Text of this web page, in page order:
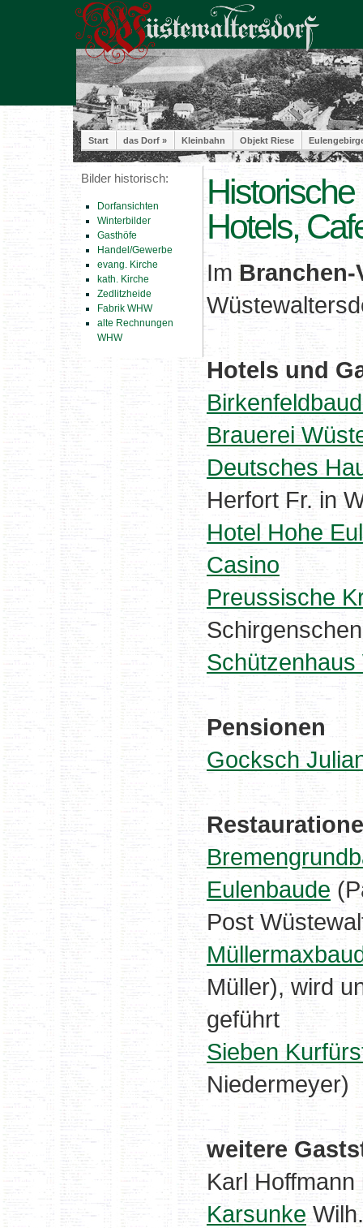
Start das Dorf » Kleinbahn Objekt Riese
Bilder historisch:
Dorfansichten
Winterbilder
Gasthöfe
Handel/Gewerbe
evang. Kirche
kath. Kirche
Zedlitzheide
Fabrik WHW
alte Rechnungen
WHW
Hotels,
Im Branchen-
Hotels und
Brauerei
Deutsches
Herfort Fr. in
Hotel Hohe
Casino
Preussische
Pensionen
Gocksch
Eulenbaude
Post
Müller), wird
geführt
Sieben
Niedermeyer)
weitere
Karl
Karsunke